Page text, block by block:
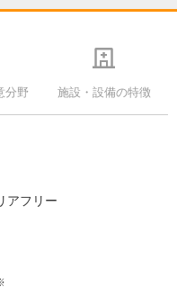
分野 施設・設備の特徴
アフリー